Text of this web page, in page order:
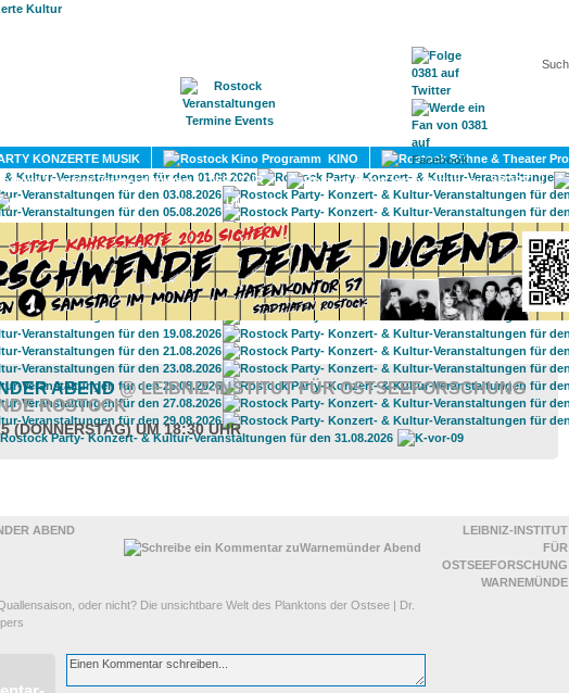
KONTAKT
KONZERTE MUSIK KINO
LITERATUR SPORT
UMLAND
ABEND@ LEIBNIZ-INSTITUT FÜR OSTSEEFORSCHUNG
ROSTOCK
(DONNERSTAG) UM 18:30 UHR
ABEND
LEIBNIZ-INSTITUT
FÜR
OSTSEEFORSCHUNG
WARNEMÜNDE
oder nicht? Die unsichtbare Welt des Planktons der Ostsee | Dr.